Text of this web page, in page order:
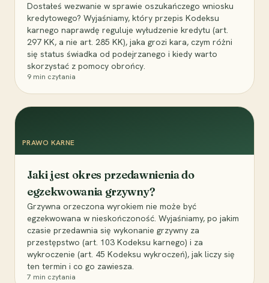
Dostałeś wezwanie w sprawie oszukańczego wniosku
kredytowego? Wyjaśniamy, który przepis Kodeksu
karnego naprawdę reguluje wyłudzenie kredytu (art.
297 KK, a nie art. 285 KK), jaka grozi kara, czym różni
się status świadka od podejrzanego i kiedy warto
skorzystać z pomocy obrońcy.
9 min czytania
PRAWO KARNE
Jaki jest okres przedawnienia do
egzekwowania grzywny?
Grzywna orzeczona wyrokiem nie może być
egzekwowana w nieskończoność. Wyjaśniamy, po jakim
czasie przedawnia się wykonanie grzywny za
przestępstwo (art. 103 Kodeksu karnego) i za
wykroczenie (art. 45 Kodeksu wykroczeń), jak liczy się
ten termin i co go zawiesza.
7 min czytania